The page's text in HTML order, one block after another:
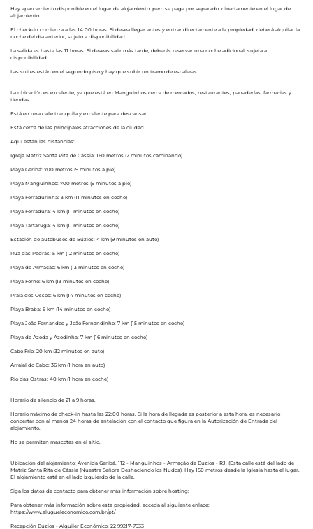
Hay aparcamiento disponible en el lugar de alojamiento, pero se paga por separado, directamente en el lugar de
alojamiento.
El check-in comienza a las 14:00 horas. Si desea llegar antes y entrar directamente a la propiedad, deberá alquilar la
noche del día anterior, sujeto a disponibilidad.
La salida es hasta las 11 horas. Si deseas salir más tarde, deberás reservar una noche adicional, sujeta a
disponibilidad.
Las suites están en el segundo piso y hay que subir un tramo de escaleras.
La ubicación es excelente, ya que está en Manguinhos cerca de mercados, restaurantes, panaderías, farmacias y
tiendas.
Está en una calle tranquila y excelente para descansar.
Está cerca de las principales atracciones de la ciudad.
Aquí están las distancias:
Igreja Matriz Santa Rita de Cássia: 160 metros (2 minutos caminando)
Playa Geribá: 700 metros (9 minutos a pie)
Playa Manguinhos: 700 metros (9 minutos a pie)
Playa Ferradurinha: 3 km (11 minutos en coche)
Playa Ferradura: 4 km (11 minutos en coche)
Playa Tartaruga: 4 km (11 minutos en coche)
Estación de autobuses de Búzios: 4 km (9 minutos en auto)
Rua das Pedras: 5 km (12 minutos en coche)
Playa de Armação: 6 km (13 minutos en coche)
Playa Forno: 6 km (13 minutos en coche)
Praia dos Ossos: 6 km (14 minutos en coche)
Playa Braba: 6 km (14 minutos en coche)
Playa João Fernandes y João Fernandinho: 7 km (15 minutos en coche)
Playa de Azeda y Azedinha: 7 km (16 minutos en coche)
Cabo Frío: 20 km (32 minutos en auto)
Arraial do Cabo: 36 km (1 hora en auto)
Rio das Ostras: 40 km (1 hora en coche)
Horario de silencio de 21 a 9 horas.
Horario máximo de check-in hasta las 22:00 horas. Si la hora de llegada es posterior a esta hora, es necesario
concertar con al menos 24 horas de antelación con el contacto que figura en la Autorización de Entrada del
alojamiento.
No se permiten mascotas en el sitio.
Ubicación del alojamiento: Avenida Geribá, 112 - Manguinhos - Armação de Búzios - RJ. (Esta calle está del lado de
Matriz Santa Rita de Cássia (Nuestra Señora Deshaciendo los Nudos). Hay 150 metros desde la Iglesia hasta el lugar.
El alojamiento está en el lado izquierdo de la calle.
Siga los datos de contacto para obtener más información sobre hosting:
Para obtener más información sobre esta propiedad, acceda al siguiente enlace:
https://www.alugueleconomico.com.br/pt/
Recepción Búzios - Alquiler Económico: 22 99217-7933